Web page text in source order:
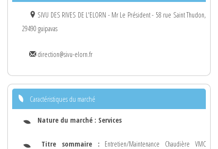
SIVU DES RIVES DE L'ELORN - Mr Le Président - 58 rue Saint Thudon,
29490 guipavas
direction@sivu-elorn.fr
Caractéristiques du marché
Nature du marché : Services
Titre sommaire : Entretien/Maintenance Chaudière VMC